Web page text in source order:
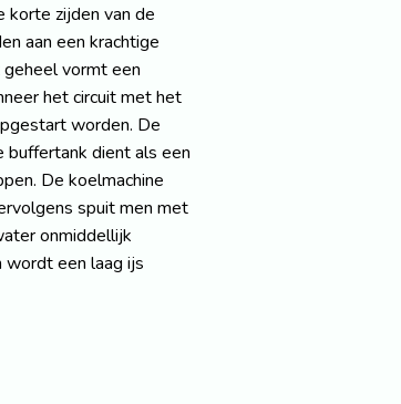
korte zijden van de
aan een krachtige
vormt een
het circuit met het
worden. De
dient als een
De koelmachine
spuit men met
onmiddellijk
wordt een laag ijs